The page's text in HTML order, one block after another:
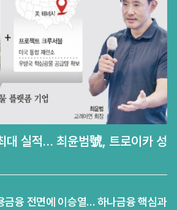
대 실적… 최윤범號, 트로이카 성
금융 전면에 이승열… 하나금융 핵심과